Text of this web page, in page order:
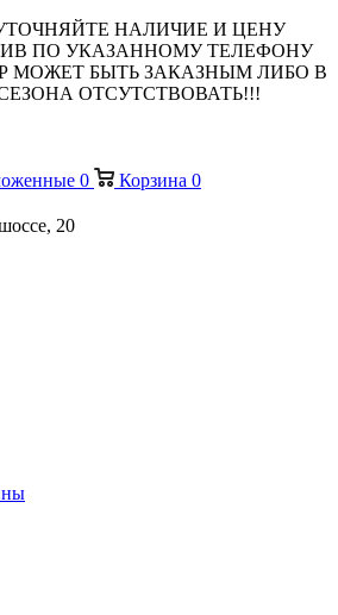
НАЛИЧИЕ И ЦЕНУ
ПО УКАЗАННОМУ ТЕЛЕФОНУ
МОЖЕТ БЫТЬ ЗАКАЗНЫМ ЛИБО В
ОТСУТСТВОВАТЬ!!!
0 Корзина 0
20